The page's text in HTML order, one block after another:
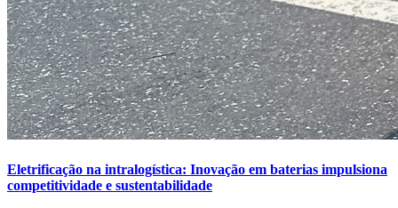
Eletrificação na intralogística: Inovação em baterias impulsiona
competitividade e sustentabilidade